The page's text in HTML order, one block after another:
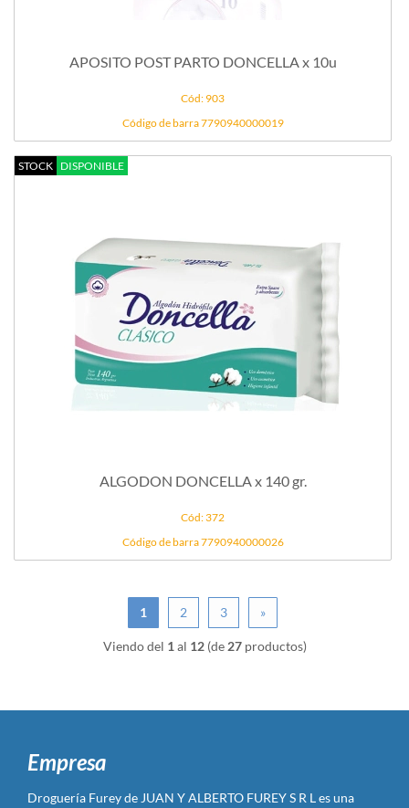
APOSITO POST PARTO DONCELLA x 10u
Cód: 903
Código de barra 7790940000019
STOCK DISPONIBLE
ALGODON DONCELLA x 140 gr.
Cód: 372
Código de barra 7790940000026
1 2 3 »
Viendo del 1 al 12(de 27productos)
Empresa
Droguería Furey de JUAN Y ALBERTO FUREY S R L es una